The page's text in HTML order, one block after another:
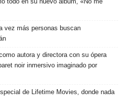
vez más personas buscan
autora y directora con su ópera
noir inmersivo imaginado por
de Lifetime Movies, donde nada